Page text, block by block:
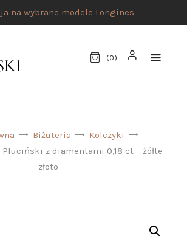
na wybrane modele Longines
(0)
SPOTKANIE
Biżuteria
Kolczyki
z diamentami 0,18 ct – żółte
złoto